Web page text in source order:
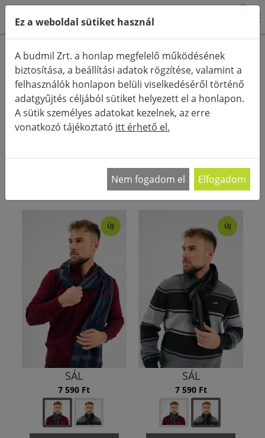
Termékkategóriák
Részletes keresés
FŐOLDAL KATEGÓRIÁK
SÁL
RENDEZÉS:
nők, hanem a férfiak ruhatárát is tökéletesen…
ÚJ
SÁL
7 590 Ft
ÚJ
SÁL
7 590 Ft
Ez a weboldal sütiket használ
A budmil Zrt. a honlap megfelelő működésének
biztosítása, a beállítási adatok rögzítése, valamint a
felhasználók honlapon belüli viselkedéséről történő
adatgyűjtés céljából sütiket helyezett el a honlapon.
A sütik személyes adatokat kezelnek, az erre
vonatkozó tájékoztató itt érhető el.
Nem fogadom el Elfogadom